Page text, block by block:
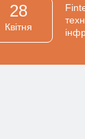
28
Квiтня